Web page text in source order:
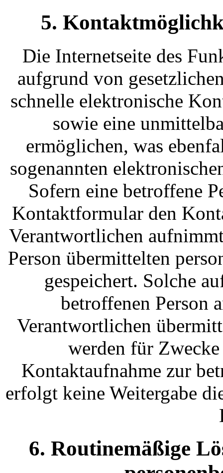
5.
Die Internetseite des
aufgrund von
schnelle elektronische
sowie eine
ermöglichen, was
sogenannten
Sofern eine betroffene
Kontaktformular den
Verantwortlichen
Person übermittelten
gespeichert. Solche
betroffenen Person
Verantwortlichen
werden für
Kontaktaufnahme zur
erfolgt keine Weitergabe
6. Routinemäßige